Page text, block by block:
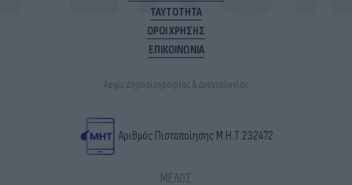
ΤΑΥΤΟΤΗΤΑ
ΟΡΟΙ ΧΡΗΣΗΣ
ΕΠΙΚΟΙΝΩΝΙΑ
Αρχές Δημοσιογραφίας & Δεοντολογίας
Αριθμός Πιστοποίησης Μ.Η.Τ.232472
ΜΕΛΟΣ